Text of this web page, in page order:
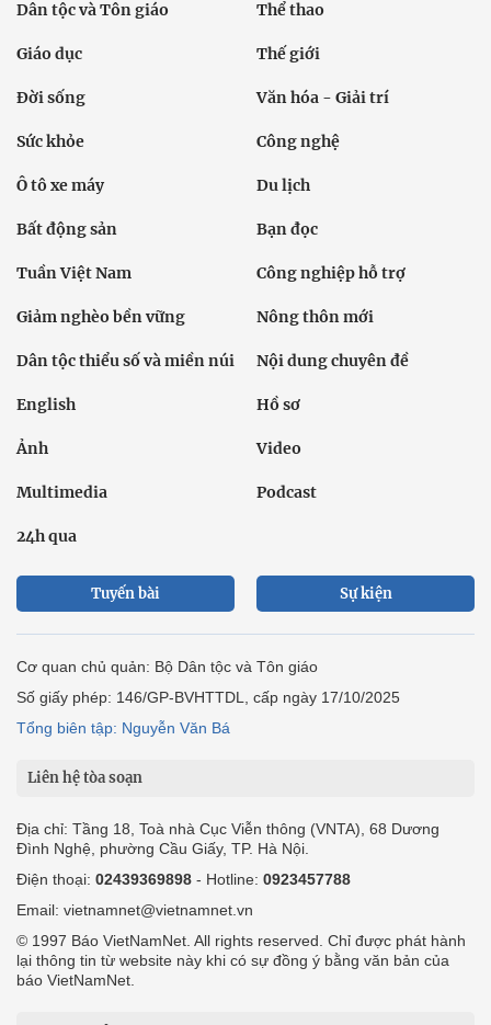
Dân tộc và Tôn giáo Thể thao
Giáo dục Thế giới
Đời sống Văn hóa - Giải trí
Sức khỏe Công nghệ
Ô tô xe máy Du lịch
Bất động sản Bạn đọc
Tuần Việt Nam Công nghiệp hỗ trợ
Giảm nghèo bền vững Nông thôn mới
Dân tộc thiểu số và miền núi Nội dung chuyên đề
English Hồ sơ
Ảnh Video
Multimedia Podcast
24h qua
Tuyến bài Sự kiện
Cơ quan chủ quản: Bộ Dân tộc và Tôn giáo
Số giấy phép: 146/GP-BVHTTDL, cấp ngày 17/10/2025
Tổng biên tập: Nguyễn Văn Bá
Liên hệ tòa soạn
Địa chỉ: Tầng 18, Toà nhà Cục Viễn thông (VNTA), 68 Dương
Đình Nghệ, phường Cầu Giấy, TP. Hà Nội.
Điện thoại: 02439369898 - Hotline: 0923457788
Email: vietnamnet@vietnamnet.vn
© 1997 Báo VietNamNet. All rights reserved. Chỉ được phát hành
lại thông tin từ website này khi có sự đồng ý bằng văn bản của
báo VietNamNet.